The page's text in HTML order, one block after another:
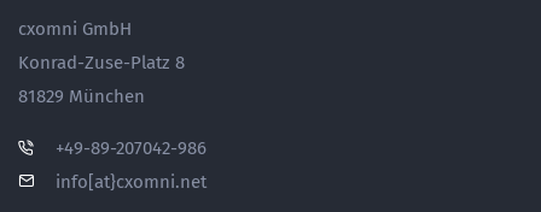
cxomni GmbH
Konrad-Zuse-Platz 8
81829 München
+49-89-207042-986
info[at}cxomni.net